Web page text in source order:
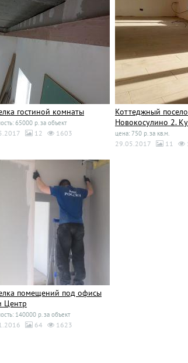
гостиной комнаты
65000 р. за объект
12 1603
Коттеджный
Новокосулино 2.
цена: 750 р. за кв.м.
29.05.2017 11
помещений под офисы
Центр
140000 р. за объект
64 1623